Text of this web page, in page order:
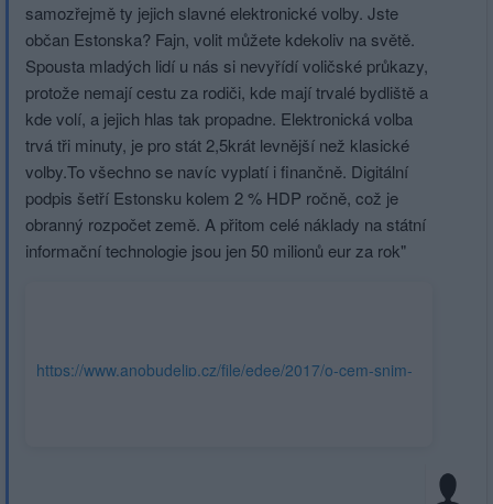
samozřejmě ty jejich slavné elektronické volby. Jste
občan Estonska? Fajn, volit můžete kdekoliv na světě.
Spousta mladých lidí u nás si nevyřídí voličské průkazy,
protože nemají cestu za rodiči, kde mají trvalé bydliště a
kde volí, a jejich hlas tak propadne. Elektronická volba
trvá tři minuty, je pro stát 2,5krát levnější než klasické
volby.To všechno se navíc vyplatí i finančně. Digitální
podpis šetří Estonsku kolem 2 % HDP ročně, což je
obranný rozpočet země. A přitom celé náklady na státní
informační technologie jsou jen 50 milionů eur za rok"
https://www.anobudelip.cz/file/edee/2017/o-cem-snim-